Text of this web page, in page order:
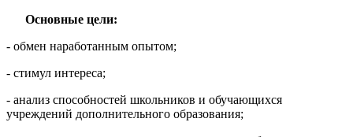
Основные цели:
- обмен наработанным опытом;
- стимул интереса;
- анализ способностей школьников и обучающихся
учреждений дополнительного образования;